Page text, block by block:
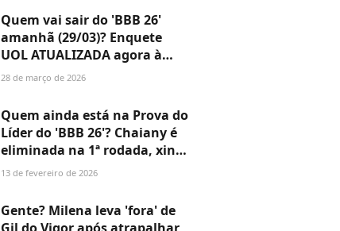
reações
Quem vai sair do 'BBB 26'
amanhã (29/03)? Enquete
UOL ATUALIZADA agora à
tarde mostra disputa
acirradíssima entre brothers;
aos números
28 de março de 2026
Quem ainda está na Prova do
Líder do 'BBB 26'? Chaiany é
eliminada na 1ª rodada, xinga
ao vivo e promete 'Tá com
13 de fevereiro de 2026
Gente? Milena leva 'fora' de
Gil do Vigor após atrapalhar